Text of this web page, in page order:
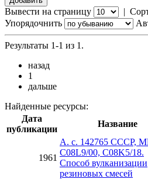
Вывести на страницу |
Упорядочнить
Результаты 1-1 из 1.
назад
1
дальше
Найденные ресурсы:
Дата
публикации
Название
1961
А. с. 142765 СССР,
C08L9/00, C08K5/18.
Способ вулканизации
резиновых смесей